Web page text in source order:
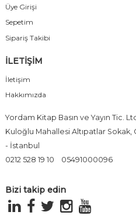
Üye Girişi
Sepetim
Sipariş Takibi
İLETİŞİM
İletişim
Hakkımızda
Yordam Kitap Basın ve Yayın Tic.
Kuloğlu Mahallesi Altıpatlar Sokak,
- İstanbul
0212 528 19 10
05491000096
Bizi takip edin